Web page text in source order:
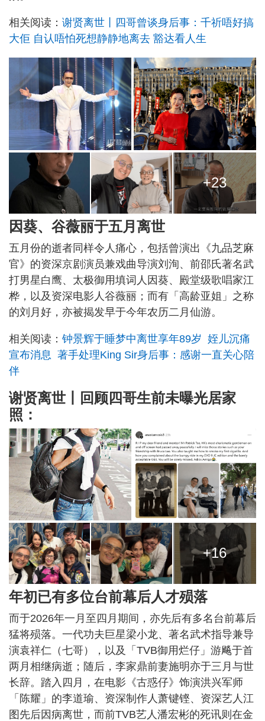
相关阅读： 谢贤离世丨四哥曾谈身后事：千祈唔好搞
大佢 自认唔怕死想静静地离去 豁达看人生
+23
因葵、谷薇丽于五月离世
五月份的逝者同样令人痛心，包括曾演出《九品芝麻
官》的资深京剧演员兼戏曲导演刘洵、前邵氏著名武
打男星白鹰、太极御用填词人因葵、殿堂级歌唱家江
桦，以及资深电影人谷薇丽；而有「高龄亚姐」之称
的刘月好，亦被揭发早于今年农历二月仙游。
相关阅读： 钟景辉于睡梦中离世享年89岁 姪儿沉痛
宣布消息 著手处理King Sir身后事：感谢一直关心陪
伴
谢贤离世丨回顾四哥生前未曝光居家
照：
+16
年初已有多位台前幕后人才殒落
而于2026年一月至四月期间，亦先后有多名台前幕后
猛将殒落。一代功夫巨星梁小龙、著名武术指导兼导
演袁祥仁（七哥），以及「TVB御用烂仔」游飚于首
两月相继病逝；随后，李家鼎前妻施明亦于三月与世
长辞。踏入四月，在电影《古惑仔》饰演洪兴军师
「陈耀」的李道瑜、资深制作人萧键铿、资深艺人江
图先后因病离世，而前TVB艺人潘宏彬的死讯则在金